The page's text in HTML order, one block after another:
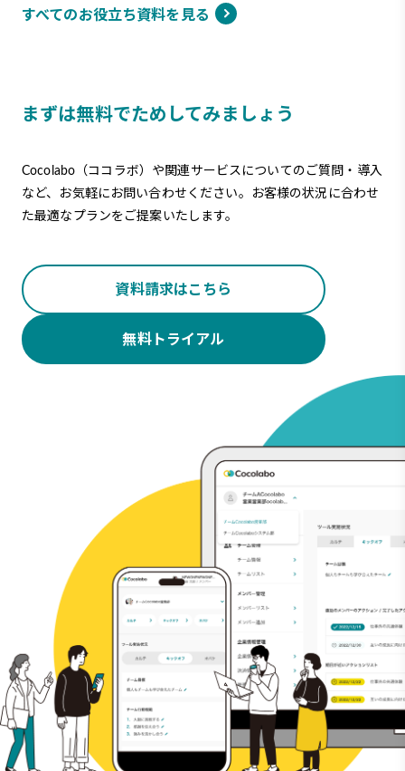
すべてのお役立ち資料を見る
まずは無料でためしてみましょう
Cocolabo（ココラボ）や関連サービスについての ご質問・導入
など、お気軽にお問い合わせください。
お客様の状況に合わせ
た最適なプランをご提案いたします。
資料請求はこちら
無料トライアル